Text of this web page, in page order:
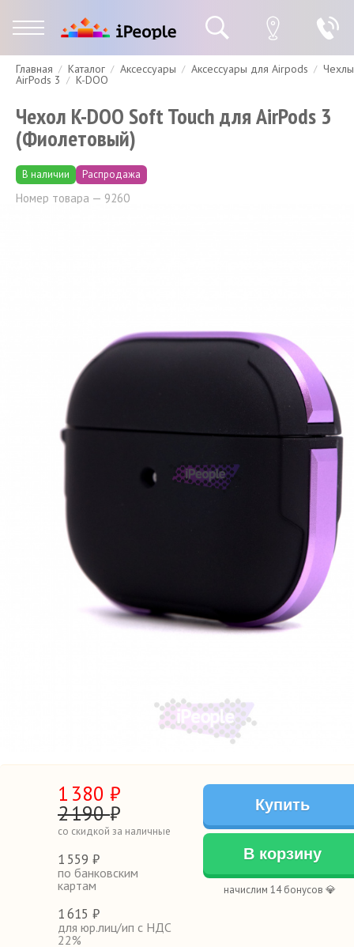
Гарантия Доставка и оплата Спецпредложения Скидки
Главная Каталог Аксессуары Аксессуары для Airpods
AirPods 3 K-DOO
Чехол K-DOO Soft Touch для AirPods 3
(Фиолетовый)
В наличии Распродажа
Номер товара — 9260
1 380 ₽
2190₽
со скидкой за наличные
1 559 ₽
по банковским
картам
1615 ₽
для юр.лиц/ип с НДС
22%
Купить
В корзину
начислим 14 бонусов 💎